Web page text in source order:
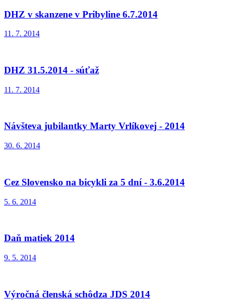
DHZ v skanzene v Pribyline 6.7.2014
11. 7. 2014
DHZ 31.5.2014 - súťaž
11. 7. 2014
Návšteva jubilantky Marty Vrlíkovej - 2014
30. 6. 2014
Cez Slovensko na bicykli za 5 dní - 3.6.2014
5. 6. 2014
Daň matiek 2014
9. 5. 2014
Výročná členská schôdza JDS 2014